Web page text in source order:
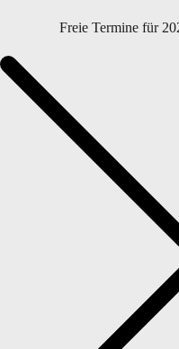
Freie Termine für